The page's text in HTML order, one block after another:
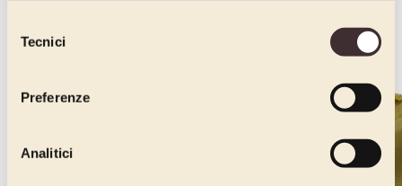
delTecnici
Preferenze
Analitici